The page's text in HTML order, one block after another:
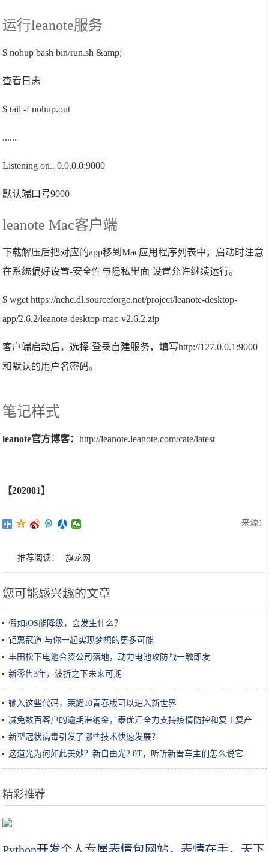
运行leanote服务
$ nohup bash bin/run.sh &amp;
查看日志
$ tail -f nohup.out
......
Listening on.. 0.0.0.0:9000
默认端口号9000
leanote Mac客户端
下载解压后把对应的app移到Mac应用程序列表中，启动时注意
在系统偏好设置-安全性与隐私里面 设置允许继续运行。
$ wget https://nchc.dl.sourceforge.net/project/leanote-desktop-
app/2.6.2/leanote-desktop-mac-v2.6.2.zip
客户端启动后，选择-登录自建服务，填写http://127.0.0.1:9000
和默认的用户名密码。
笔记样式
leanote官方博客：http://leanote.leanote.com/cate/latest
【202001】
来源：
推荐阅读： 旗龙网
您可能感兴趣的文章
假如iOS能降级，会发生什么？
钜惠冠道 与你一起实现梦想的更多可能
丰田松下电池合资公司落地，动力电池攻防战一触即发
新零售3年，波折之下未来可期
输入这些代码，荣耀10青春版可以进入新世界
减免数百客户的逾期滞纳金，泰优汇全力支持疫情防控和复工复产
新型冠状病毒引发了哪些技术快速发展？
这道光为何如此美妙？新自由光2.0T，听听新晋车主们怎么说它
精彩推荐